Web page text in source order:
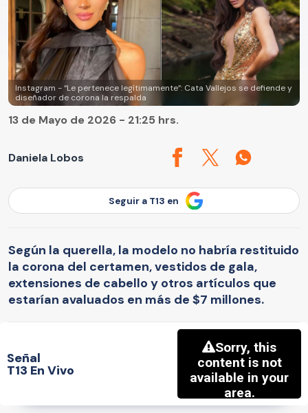
Instagram - “Le pertenece legítimamente”: Cata Vallejos se defiende y
diseñador de corona la respalda
Daniela Lobos
13 de Mayo de 2026 - 21:25 hrs.
Seguir a T13 en
Según la querella, la modelo no habría restituido
la corona del certamen, vestidos de gala,
extensiones de cabello y otros artículos que
estarían avaluados en más de $7 millones.
Señal
T13 En Vivo